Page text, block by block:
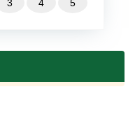
3 4 5